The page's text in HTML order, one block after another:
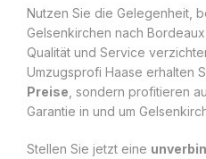
Nutzen Sie die Gelegenheit,
Gelsenkirchen nach
Qualität und Service
Umzugsprofi Haase erhalten
Preise , sondern profitieren
Garantie in und um
Stellen Sie jetzt eine